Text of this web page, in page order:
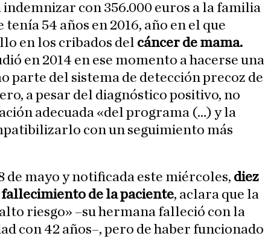
indemnizar con 356.000 euros a la familia
tenía 54 años en 2016, año en el que
en los cribados del cáncer de mama.
en 2014 en ese momento a hacerse una
parte del sistema de detección precoz de
a pesar del diagnóstico positivo, no
adecuada «del programa (…) y la
con un seguimiento más
de mayo y notificada este miércoles, diez
fallecimiento de la paciente, aclara que la
riesgo» –su hermana falleció con la
con 42 años–, pero de haber funcionado